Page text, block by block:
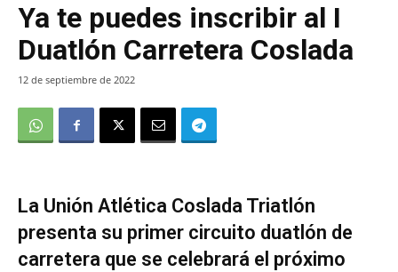
Ya te puedes inscribir al I
Duatlón Carretera Coslada
12 de septiembre de 2022
La Unión Atlética Coslada Triatlón
presenta su primer circuito duatlón de
carretera que se celebrará el próximo